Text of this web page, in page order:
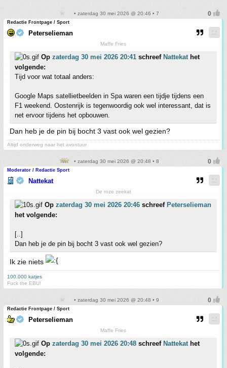
• zaterdag 30 mei 2026 @ 20:46 • 7
Redactie Frontpage / Sport
Peterselieman
Maffe Fries
Op zaterdag 30 mei 2026 20:41 schreef Nattekathet
volgende:
Tijd voor wat totaal anders:
Google Maps satellietbeelden in Spa waren een tijdje tijdens een
F1 weekend. Oostenrijk is tegenwoordig ook wel interessant, dat is
net ervoor tijdens het opbouwen.
Dan heb je de pin bij bocht 3 vast ook wel gezien?
Altijd onderweg naar het avontuur
• zaterdag 30 mei 2026 @ 20:48 • 8
Moderator / Redactie Sport
Nattekat
De roze zeekat
Op zaterdag 30 mei 2026 20:46 schreef Peterselieman
het volgende:
[..]
Dan heb je de pin bij bocht 3 vast ook wel gezien?
Ik zie niets
100.000 katjes
Fuck the EBU!
• zaterdag 30 mei 2026 @ 20:48 • 9
Redactie Frontpage / Sport
Peterselieman
Maffe Fries
Op zaterdag 30 mei 2026 20:48 schreef Nattekathet
volgende: